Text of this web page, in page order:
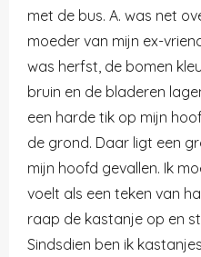
met de bus. A. was net
moeder van mijn ex-
was herfst, de bomen
bruin en de bladeren
een harde tik op mijn
de grond. Daar ligt een
mijn hoofd gevallen. Ik
voelt als een teken van
raap de kastanje op en
Sindsdien ben ik